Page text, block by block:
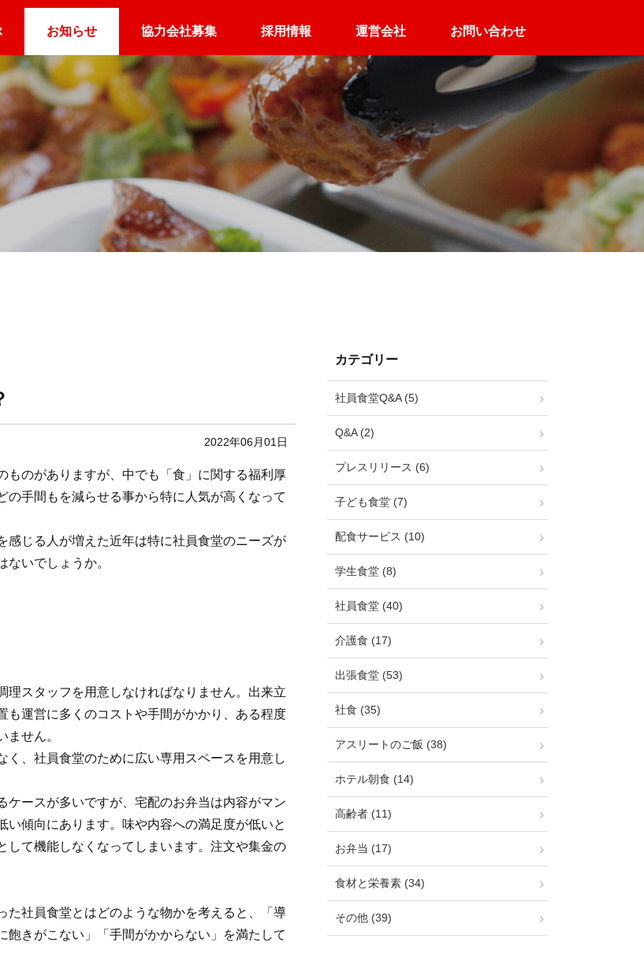
き弁
ホテル向け
朝食デリバリー
アスリート向け
アスリートのごはん
高齢者施設向け
定食デリバリー パック配食サービス
お知らせ 協力会社募集 採用情報 運営会社 お問い合わせ
ケータリングQ&A
2022年06月01日
ものがありますが、中でも「食 」に関する福利厚
手間もを減らせる事から特に人気が高くなって
感じる人が増えた近年は特に社員食堂のニーズが
いでしょうか。
スタッフを用意しなければなりません。出来立
運営に多くのコストや手間がかかり、ある程度
せん。
、社員食堂のために広い専用スペースを用意し
ケースが多いですが、宅配のお弁当は内容がマン
傾向にあります。味や内容への満足度が低いと
て機能しなくなってしまいます。注文や集金の
社員食堂とはどのような物かを考えると、「導
飽きがこない」「手間がかからない」を満たして
カテゴリー
社員食堂Q&A (5)
Q&A (2)
プレスリリース (6)
子ども食堂 (7)
配食サービス (10)
学生食堂 (8)
社員食堂 (40)
介護食 (17)
出張食堂 (53)
社食 (35)
アスリートのご飯 (38)
ホテル朝食 (14)
高齢者 (11)
お弁当 (17)
食材と栄養素 (34)
その他 (39)